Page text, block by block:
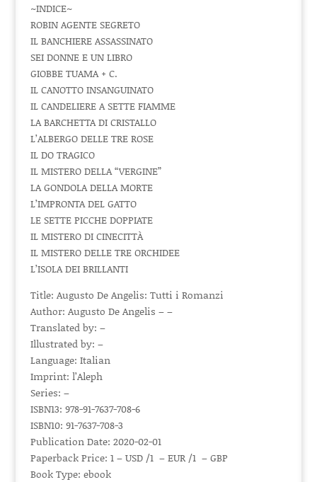
~INDICE~
ROBIN AGENTE SEGRETO
IL BANCHIERE ASSASSINATO
SEI DONNE E UN LIBRO
GIOBBE TUAMA + C.
IL CANOTTO INSANGUINATO
IL CANDELIERE A SETTE FIAMME
LA BARCHETTA DI CRISTALLO
L’ALBERGO DELLE TRE ROSE
IL DO TRAGICO
IL MISTERO DELLA “VERGINE”
LA GONDOLA DELLA MORTE
L’IMPRONTA DEL GATTO
LE SETTE PICCHE DOPPIATE
IL MISTERO DI CINECITTÀ
IL MISTERO DELLE TRE ORCHIDEE
L’ISOLA DEI BRILLANTI
Title: Augusto De Angelis: Tutti i Romanzi
Author: Augusto De Angelis – –
Translated by: –
Illustrated by: –
Language: Italian
Imprint: l’Aleph
Series: –
ISBN13: 978-91-7637-708-6
ISBN10: 91-7637-708-3
Publication Date: 2020-02-01
Paperback Price: 1 – USD /1 – EUR /1 – GBP
Book Type: ebook